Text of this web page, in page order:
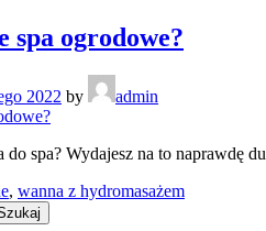
spa ogrodowe?
2022 by admin
do spa? Wydajesz na to
, wanna z hydromasażem